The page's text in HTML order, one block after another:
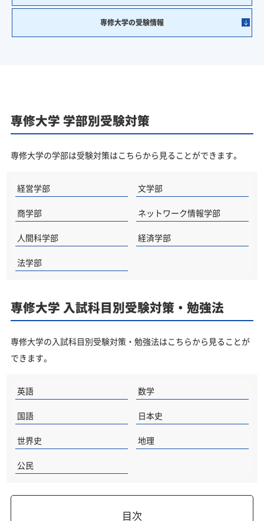
専修大学の受験情報
専修大学 学部別受験対策
専修大学の学部は受験対策はこちらから見ることができます。
経営学部 文学部
商学部 ネットワーク情報学部
人間科学部 経済学部
法学部
専修大学 入試科目別受験対策・勉強法
専修大学の入試科目別受験対策・勉強法はこちらから見ることが
できます。
英語 数学
国語 日本史
世界史 地理
公民
目次